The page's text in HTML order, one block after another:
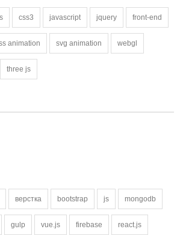
css3 javascript jquery front-end
animation svg animation webgl
three js
верстка bootstrap js mongodb
gulp vue.js firebase react.js